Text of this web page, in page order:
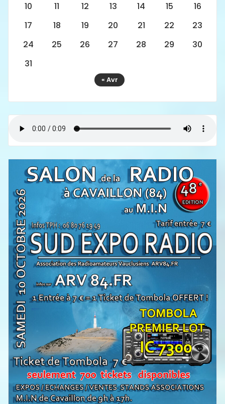
10
11 12 13 14 15
16
17
18 19 20 21 22
23
24
25 26 27 28 29
30
31
« Avr